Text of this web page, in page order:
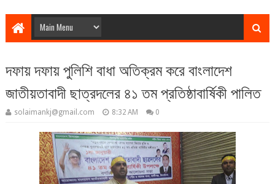
দফায় দফায় পুলিশি বাধা অতিক্রম করে বাংলাদেশ
জাতীয়তাবাদী ছাত্রদলের ৪১ তম প্রতিষ্ঠাবার্ষিকী পালিত
solaimankj@gmail.com 8:32 AM 0